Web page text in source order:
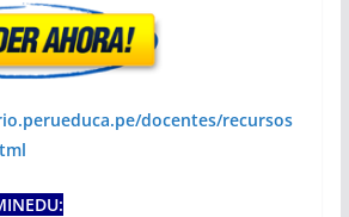
docentes/recursos